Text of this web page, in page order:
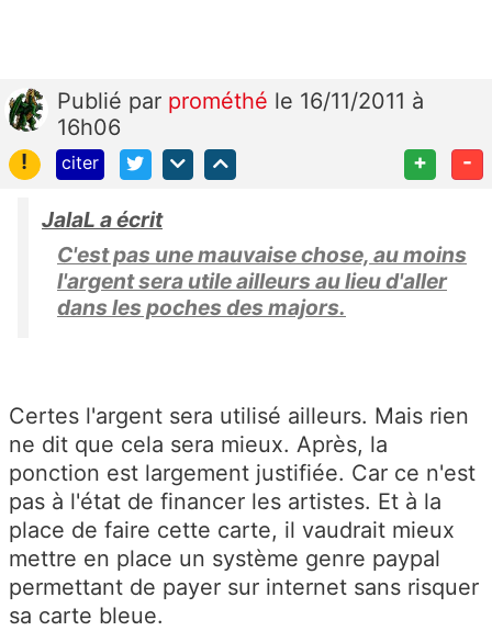
Publié par prométhé le 16/11/2011 à
16h06
!
citer + -
JalaL a écrit
C'est pas une mauvaise chose, au moins
l'argent sera utile ailleurs au lieu d'aller
dans les poches des majors.
Certes l'argent sera utilisé ailleurs. Mais rien
ne dit que cela sera mieux. Après, la
ponction est largement justifiée. Car ce n'est
pas à l'état de financer les artistes. Et à la
place de faire cette carte, il vaudrait mieux
mettre en place un système genre paypal
permettant de payer sur internet sans risquer
sa carte bleue.